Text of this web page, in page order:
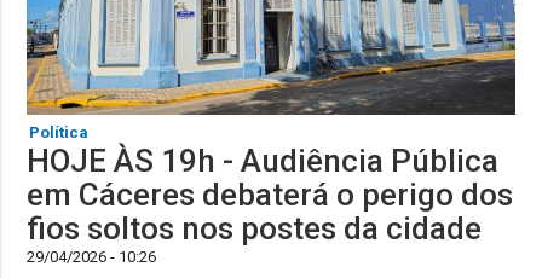
Política
HOJE ÀS 19h - Audiência Pública
em Cáceres debaterá o perigo dos
fios soltos nos postes da cidade
29/04/2026 - 10:26